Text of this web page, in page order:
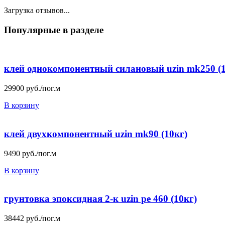
Загрузка отзывов...
Популярные в разделе
клей однокомпонентный силановый uzin mk250
29900 руб./пог.м
В корзину
клей двухкомпонентный uzin mk90 (10кг)
9490 руб./пог.м
В корзину
грунтовка эпоксидная 2-к uzin pe 460 (10кг)
38442 руб./пог.м